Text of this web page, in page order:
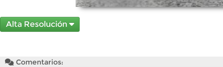
Alta Resolución
Comentarios: